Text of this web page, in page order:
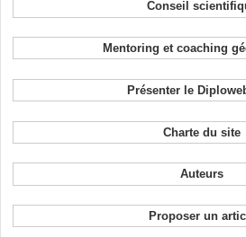
Conseil
Mentoring et coaching
Présenter le
Charte du site
Auteurs
Proposer un